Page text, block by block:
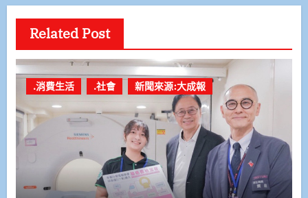
Related Post
.消費生活 .社會 新聞來源:大成報